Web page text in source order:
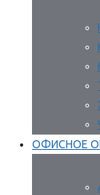
ОФИСНОЕ